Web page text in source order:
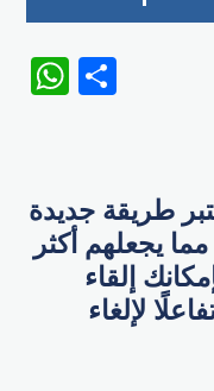
WhatsApp
طريقة جديدة
يجعلهم أكثر
إلقاء
لإلغاء